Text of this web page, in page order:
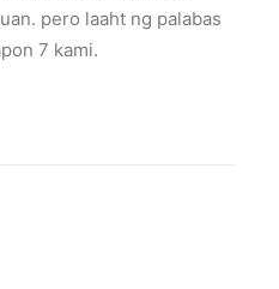
pero laaht ng palabas
7 kami.